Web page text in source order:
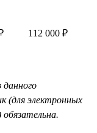
112 000 ₽
данного
(для электронных